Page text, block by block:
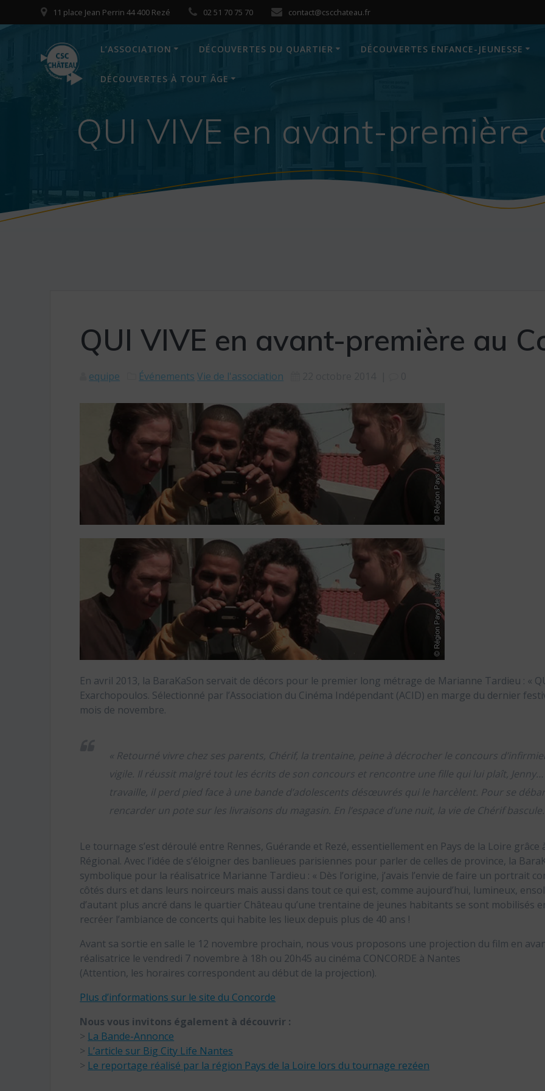
to
11 place Jean Perrin 44 400 Rezé 02 51 70 75 70 contact@cscchateau.fr
L’ASSOCIATION DÉCOUVERTES DU QUARTIER DÉCOUVERTES ENFANCE-JEUNESSE
DÉCOUVERTES À TOUT ÂGE
QUI VIVE en avant-première
QUI VIVE en avant-première au
equipe Événements Vie de l'association
En avril 2013, la BaraKaSon servait de décors pour le premier long métrage de Marianne Tardieu : «
Exarchopoulos. Sélectionné par l’Association du Cinéma Indépendant (ACID) en marge du dernier
mois de novembre.
« Retourné vivre chez ses parents, Chérif, la trentaine, peine à décrocher le concours
vigile. Il réussit malgré tout les écrits de son concours et rencontre une fille qui lui plaît,
travaille, il perd pied face à une bande d’adolescents désœuvrés qui le harcèlent. Pour se
rencarder un pote sur les livraisons du magasin. En l’espace d’une nuit, la vie de Chérif
Le tournage s’est déroulé entre Rennes, Guérande et Rezé, essentiellement en Pays de la Loire
Régional. Avec l’idée de s’éloigner des banlieues parisiennes pour parler de celles de province, la
symbolique pour la réalisatrice Marianne Tardieu : « Dès l’origine, j’avais l’envie de faire un portrait
côtés durs et dans leurs noirceurs mais aussi dans tout ce qui est, comme aujourd’hui, lumineux,
d’autant plus ancré dans le quartier Château qu’une trentaine de jeunes habitants se sont
recréer l’ambiance de concerts qui habite les lieux depuis plus de 40 ans !
Avant sa sortie en salle le 12 novembre prochain, nous vous proposons une projection du film en
réalisatrice le vendredi 7 novembre à 18h ou 20h45 au cinéma CONCORDE à Nantes
(Attention, les horaires correspondent au début de la projection).
Plus d’informations sur le site du Concorde
Nous vous invitons également à découvrir :
> La Bande-Annonce
> L’article sur Big City Life Nantes
> Le reportage réalisé par la région Pays de la Loire lors du tournage rezéen